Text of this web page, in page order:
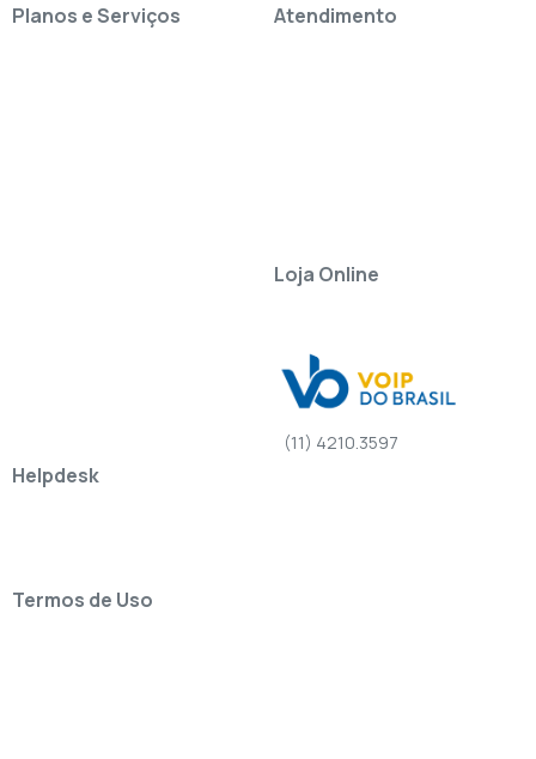
Planos e Serviços
Helpdesk
Termos de Uso
Atendimento
Loja Online
(11) 4210.3597